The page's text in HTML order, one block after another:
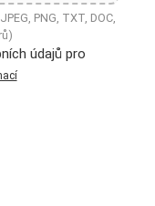
PNG, TXT, DOC,
údajů pro